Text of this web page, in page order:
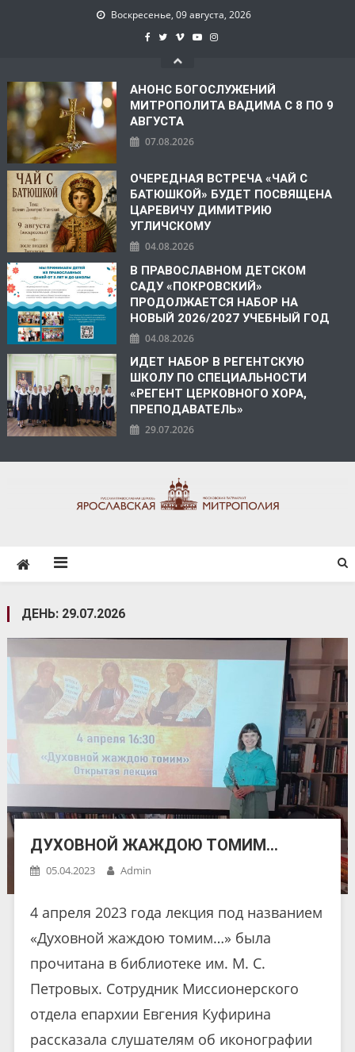
Воскресенье, 09 августа, 2026
АНОНС БОГОСЛУЖЕНИЙ
МИТРОПОЛИТА ВАДИМА С 8 ПО 9
АВГУСТА
07.08.2026
ОЧЕРЕДНАЯ ВСТРЕЧА «ЧАЙ С
БАТЮШКОЙ» БУДЕТ ПОСВЯЩЕНА
ЦАРЕВИЧУ ДИМИТРИЮ
УГЛИЧСКОМУ
04.08.2026
В ПРАВОСЛАВНОМ ДЕТСКОМ
САДУ «ПОКРОВСКИЙ»
ПРОДОЛЖАЕТСЯ НАБОР НА
НОВЫЙ 2026/2027 УЧЕБНЫЙ ГОД
04.08.2026
ИДЕТ НАБОР В РЕГЕНТСКУЮ
ШКОЛУ ПО СПЕЦИАЛЬНОСТИ
«РЕГЕНТ ЦЕРКОВНОГО ХОРА,
ПРЕПОДАВАТЕЛЬ»
29.07.2026
ДЕНЬ: 29.07.2026
ДУХОВНОЙ ЖАЖДОЮ ТОМИМ…
05.04.2023 Admin
4 апреля 2023 года лекция под названием
«Духовной жаждою томим…» была
прочитана в библиотеке им. М. С.
Петровых. Сотрудник Миссионерского
отдела епархии Евгения Куфирина
рассказала слушателям об иконографии